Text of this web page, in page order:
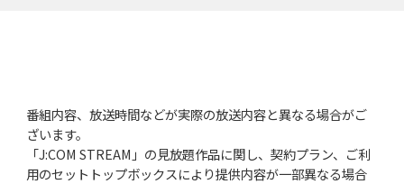
番組内容、放送時間などが実際の放送内容と異なる場合がご
ざいます。
「J:COM STREAM」の見放題作品に関し、契約プラン、ご利
用のセットトップボックスにより提供内容が一部異なる場合